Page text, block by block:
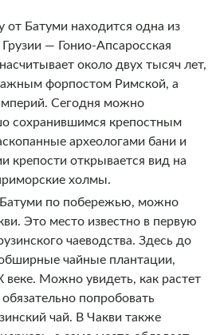
от Батуми находится одна из
— Гонио-Апсаросская
около двух тысяч лет,
форпостом Римской, а
Сегодня можно
сохранившимся крепостным
археологами бани и
крепости открывается вид на
холмы.
Батуми по побережью, можно
Это место известно в первую
чаеводства. Здесь до
чайные плантации,
Можно увидеть, как растет
попробовать
чай. В Чакви также